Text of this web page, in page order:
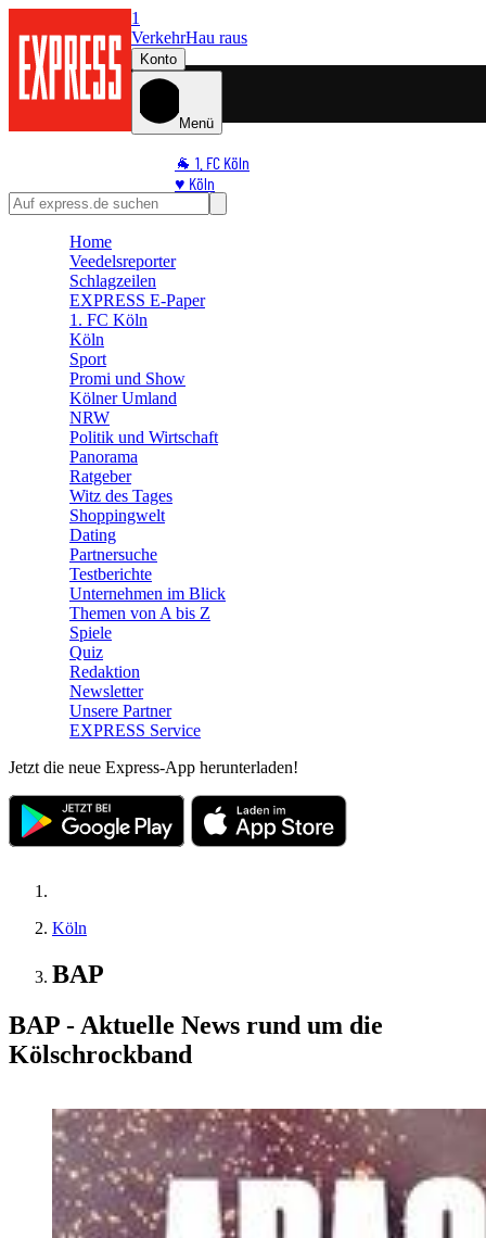
1
VerkehrHau raus
Konto
Menü
🐐 1. FC Köln
♥️ Köln
🛒 Shoppingwelt
Home
Veedelsreporter
Schlagzeilen
EXPRESS E-Paper
1. FC Köln
Köln
Sport
Promi und Show
Kölner Umland
NRW
Politik und Wirtschaft
Panorama
Ratgeber
Witz des Tages
Shoppingwelt
Dating
Partnersuche
Testberichte
Unternehmen im Blick
Themen von A bis Z
Spiele
Quiz
Redaktion
Newsletter
Unsere Partner
EXPRESS Service
Jetzt die neue Express-App herunterladen!
Köln
BAP
BAP - Aktuelle News rund um die
Kölschrockband